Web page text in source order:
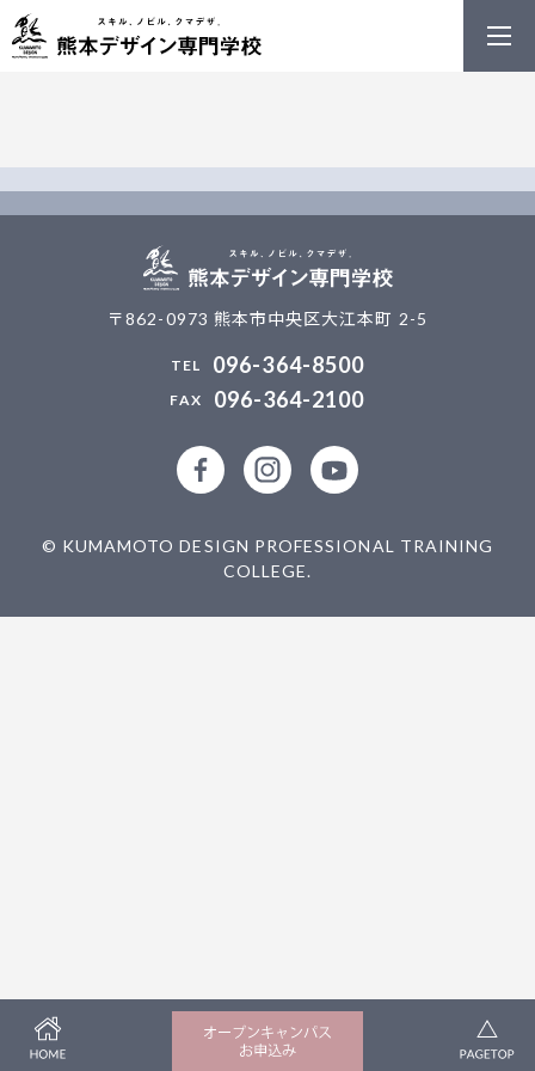
熊本デザイン
〒862-0973 熊本市中央区大江本町 2-5
096-364-8500
096-364-2100
公式facebookページ
公式Instagramアカウント
© KUMAMOTO DESIGN PROFESSIONAL TRAINING
COLLEGE.